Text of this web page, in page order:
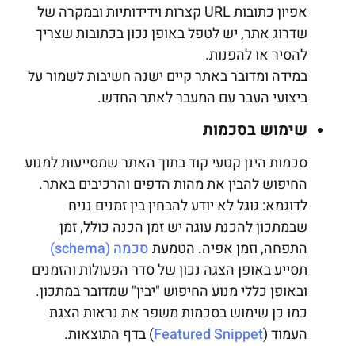
אפיון כתובות URL קצרות וידידותיות ובמקרה של
שדרוג אתר, יש לטפל באופן נכון בכתובות שצריך
להסיר או להפנות.
במידה ומדובר באתר קיים ישנה חשיבות לשמור על
ביצועי העבר עם המעבר לאתר החדש.
שימוש בסכמות
סכמות הינן קטעי קוד בתוך האתר שמסייעות למנוע
החיפוש להבין את מהות הדפים והרכיבים באתר.
לדוגמא: גוגל לא יודע להבחין בין זמנים נניח
שבמתכון להכנת עוגה יש זמן הכנה כולל, זמן
התפחה, וזמן אפיה. הטמעתסכמה (schema)
תסייע באופן הצגה נכון של סדר הפעולות והזמנים
ובאופן כללי מנוע החיפוש "יבין" שמדובר במתכון.
כמו כן שימוש בסכמות משפר את נראות הצגת
העמוד (Featured Snippet) בדף התוצאות.